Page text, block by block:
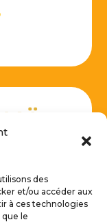
des
et/ou accéder aux
à ces technologies
le